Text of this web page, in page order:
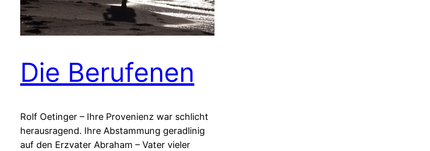
Die Berufenen
Rolf Oetinger – Ihre Provenienz war schlicht
herausragend. Ihre Abstammung geradlinig
auf den Erzvater Abraham – Vater vieler